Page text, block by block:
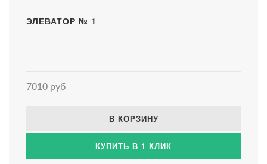
ЭЛЕВАТОР № 1
7010 руб
В КОРЗИНУ
КУПИТЬ В 1 КЛИК